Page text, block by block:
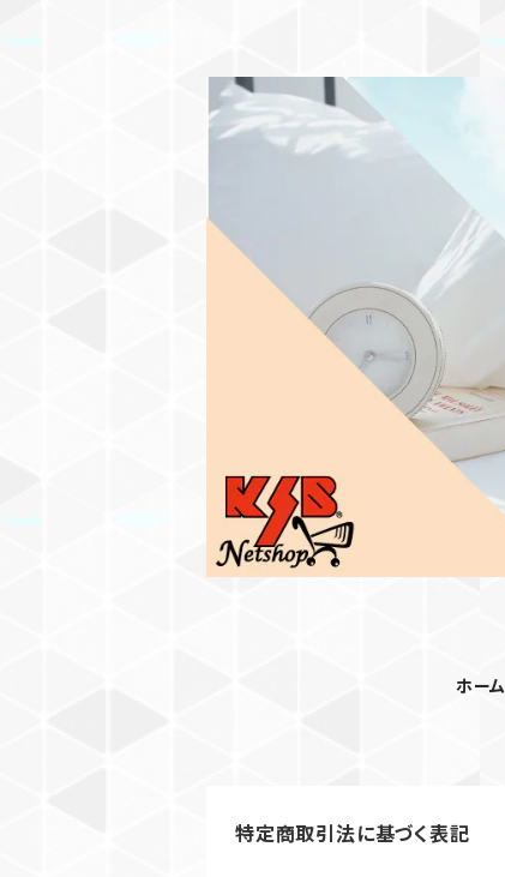
ホーム
特定商取引法に基づく表記